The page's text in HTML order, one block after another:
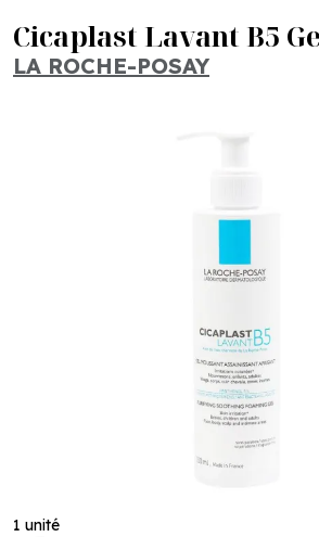
Cicaplast Lavant B5
LA ROCHE-POSAY
1 unité